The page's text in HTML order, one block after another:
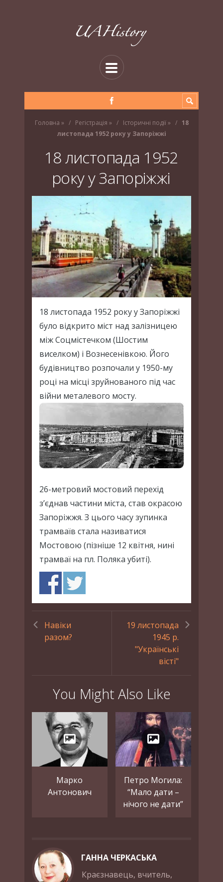
Головна » Регістрація » Історичні події»
18
листопада 1952 року у Запоріжжі
18 листопада 1952
року у Запоріжжі
18 листопада 1952 року у Запоріжжі
було відкрито міст над залізницею
між Соцмістечком (Шостим
виселком) і Вознесенівкою. Його
будівництво розпочали у 1950-му
році на місці зруйнованого під час
війни металевого мосту.
26-метровий мостовий перехід
з’єднав частини міста, став окрасою
Запоріжжя. З цього часу зупинка
трамваїв стала називатися
Мостовою (пізніше 12 квітня, нині
трамваї на пл. Поляка убиті).
Навіки
разом?
19 листопада
1945 р.
"Українські
вісті"
You Might Also Like
Марко
Антонович
Петро Могила:
“Мало дати –
нічого не дати”
ГАННА ЧЕРКАСЬКА
Краєзнавець, вчитель,